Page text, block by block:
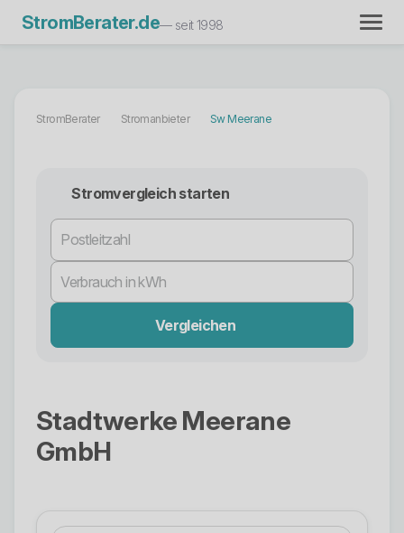
StromBerater.de— seit 1998
StromBerater Stromanbieter Sw Meerane
Stromvergleich starten
Vergleichen
Stadtwerke Meerane
GmbH